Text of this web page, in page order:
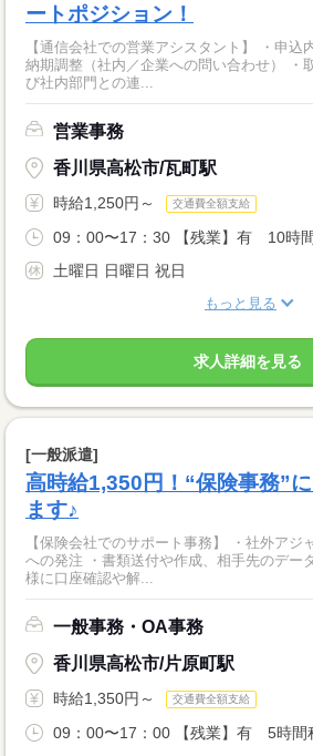
ートポジション！
【通信会社での営業アシスタント】 ・申込
納期調整（社内／企業への問い合わせ） ・
び社内部門との連...
営業事務
香川県高松市/瓦町駅
時給1,250円～ 交通費全額支給
09：00〜17：30 【残業】有 10時間
土曜日 日曜日 祝日
もっと見る
求人詳細を見る
[一般派遣]
高時給1,350円！“保険事務”
ます♪
【保険会社でのサポート事務】 ・社外アジ
への発注 ・書類送付や作成、相手先のデー
様に口座確認や解...
一般事務・OA事務
香川県高松市/片原町駅
時給1,350円～ 交通費全額支給
09：00〜17：00 【残業】有 5時間